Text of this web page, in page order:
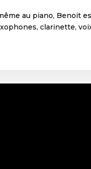
au piano, Benoit
clarinette,